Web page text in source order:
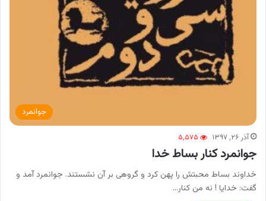
جوانمرد
آذر ۲۶, ۱۳۹۷ ۵,۵۷۵
جوانمرد کنار بساط خدا
خداوند بساط محبتش را پهن کرد و گروهی بر آن نشستند. جوانمرد آمد و
گفت: خدایا ! نه من کنار…